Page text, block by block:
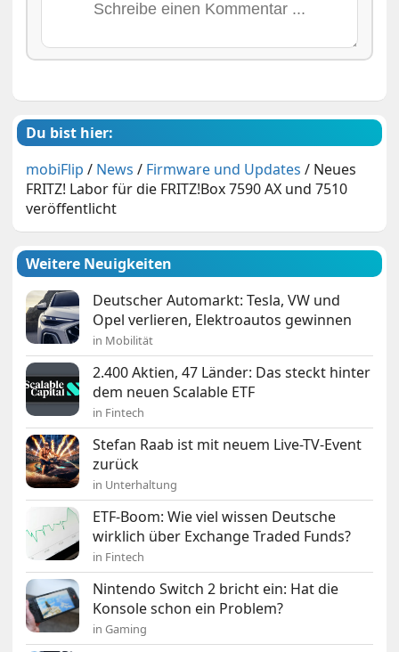
Du bist hier:
mobiFlip / News / Firmware und Updates / Neues
FRITZ! Labor für die FRITZ!Box 7590 AX und 7510
veröffentlicht
Weitere Neuigkeiten
Deutscher Automarkt: Tesla, VW und
Opel verlieren, Elektroautos gewinnen
in Mobilität
2.400 Aktien, 47 Länder: Das steckt hinter
dem neuen Scalable ETF
in Fintech
Stefan Raab ist mit neuem Live-TV-Event
zurück
in Unterhaltung
ETF-Boom: Wie viel wissen Deutsche
wirklich über Exchange Traded Funds?
in Fintech
Nintendo Switch 2 bricht ein: Hat die
Konsole schon ein Problem?
in Gaming